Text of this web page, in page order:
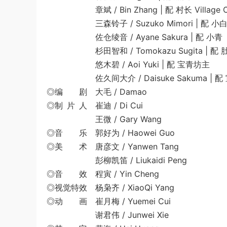
章斌 / Bin Zhang | 配 村长 Village
三森铃子 / Suzuko Mimori | 配 小白
佐仓绫音 / Ayane Sakura | 配 小青
杉田智和 / Tomokazu Sugita | 配
悠木碧 / Aoi Yuki | 配 宝青坊主
佐久间大介 / Daisuke Sakuma | 配 宣
◎编 剧 大毛 / Damao
◎制 片 人 崔迪 / Di Cui
王微 / Gary Wang
◎音 乐 郭好为 / Haowei Guo
◎美 术 唐彦文 / Yanwen Tang
彭柳凯笛 / Liukaidi Peng
◎音 效 程寅 / Yin Cheng
◎视觉特效 杨枭齐 / XiaoQi Yang
◎动 画 崔月梅 / Yuemei Cui
谢君伟 / Junwei Xie